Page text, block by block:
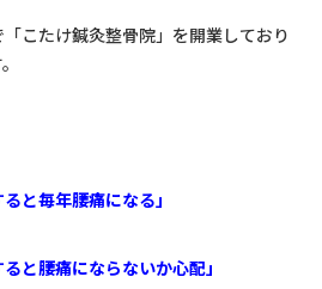
こたけ鍼灸整骨院」を開業しており
と毎年腰痛になる」
と腰痛にならないか心配」